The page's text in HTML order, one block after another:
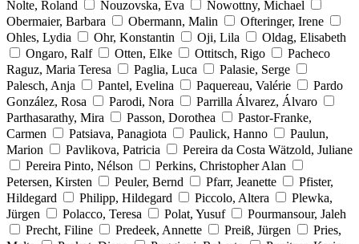
Nolte, Roland
Nouzovska, Eva
Nowottny, Michael
Obermaier, Barbara
Obermann, Malin
Ofteringer, Irene
Ohles, Lydia
Ohr, Konstantin Oji, Lila
Oldag, Elisabeth
Ongaro, Ralf
Otten, Elke Ottitsch, Rigo
Pacheco
Raguz, Maria Teresa
Paglia, Luca
Palasie, Serge
Palesch, Anja
Pantel, Evelina Paquereau, Valérie
Pardo
González, Rosa
Parodi, Nora
Parrilla Álvarez, Álvaro
Parthasarathy, Mira
Passon, Dorothea
Pastor-Franke,
Carmen
Patsiava, Panagiota Paulick, Hanno
Paulun,
Marion
Pavlikova, Patricia
Pereira da Costa Wätzold, Juliane
Pereira Pinto, Nélson
Perkins, Christopher Alan
Petersen, Kirsten
Peuler, Bernd Pfarr, Jeanette
Pfister,
Hildegard
Philipp, Hildegard Piccolo, Altera
Plewka,
Jürgen
Polacco, Teresa Polat, Yusuf
Pourmansour, Jaleh
Precht, Filine
Predeek, Annette Preiß, Jürgen
Pries,